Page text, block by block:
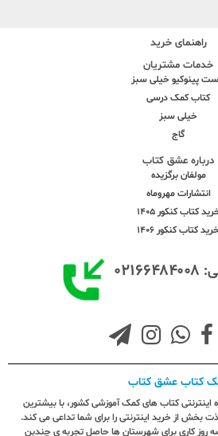
راهنمای خرید
خدمات مشتریان
پینوکیو خیلی سبز
کتاب کمک درسی
خیلی سبز
گاج
درباره عشق کتاب
مولفان برگزیده
انتشارات مهروماه
کتاب کنکور 1405
خرید کتاب کنکور 1406
۰۲۱۶۶۴۸۴۰۰۸
کتاب عشق کتاب
کتاب های کمک آموزشی کشور، با بیشترین
بخش از خرید اینترنتی را برای شما تداعی می کند.
و سه روز کاری برای شهرستان ها حاصل تجربه ی چندین